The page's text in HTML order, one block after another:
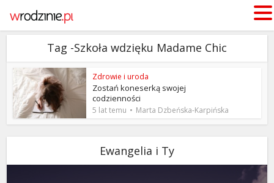
Tag -Szkoła wdzięku Madame Chic
Zdrowie i uroda
Zostań koneserką swojej
codzienności
5 lat temu Marta Dzbeńska-Karpińska
Ewangelia i Ty